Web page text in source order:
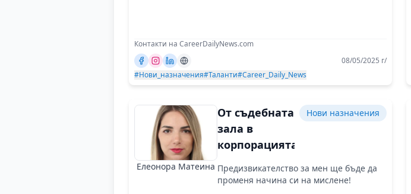
Контакти на CareerDailyNews.com
08/05/2025 г/
#Нови_назначения#Таланти#Career_Daily_News
Елеонора Матеина
От съдебната
зала в
корпорацията
Нови назначения
Предизвикателство за мен ще бъде да
променя начина си на мислене!